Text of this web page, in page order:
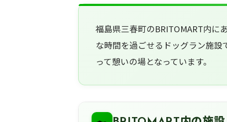
福島県三春町のBRITOMART内に
な時間を過ごせるドッグラン施設
って憩いの場となっています。